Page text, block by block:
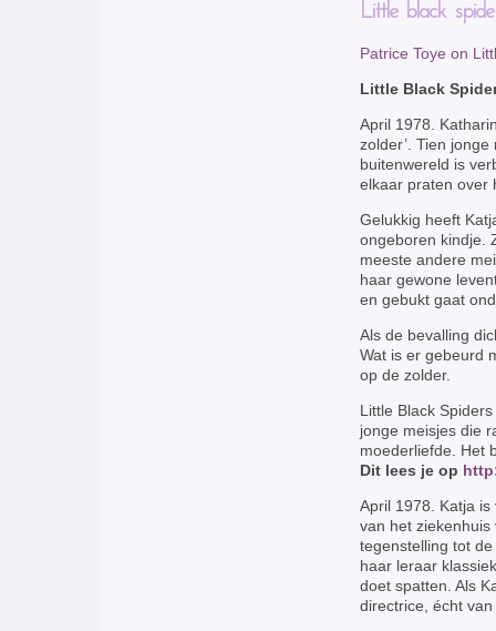
Little black
Patrice Toye on
Little Black
April 1978.
zolder’. Tien
buitenwereld is
elkaar praten over
Gelukkig heeft
ongeboren kindje.
meeste andere
haar gewone
en gebukt gaat
Als de bevalling
Wat is er gebeurd
op de zolder.
Little Black
jonge meisjes die
moederliefde. Het
Dit lees je op
April 1978. Katja is
van het
tegenstelling tot
haar leraar
doet spatten. Als
directrice, écht